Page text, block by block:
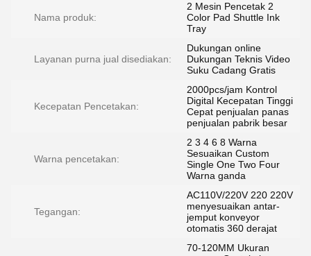
Nama produk:
2 Mesin Pencetak 2
Color Pad Shuttle Ink
Tray
Layanan purna jual disediakan:
Dukungan online
Dukungan Teknis Video
Suku Cadang Gratis
Kecepatan Pencetakan:
2000pcs/jam Kontrol
Digital Kecepatan Tinggi
Cepat penjualan panas
penjualan pabrik besar
Warna pencetakan:
2 3 4 6 8 Warna
Sesuaikan Custom
Single One Two Four
Warna ganda
Tegangan:
AC110V/220V 220 220V
menyesuaikan antar-
jemput konveyor
otomatis 360 derajat
70-120MM Ukuran